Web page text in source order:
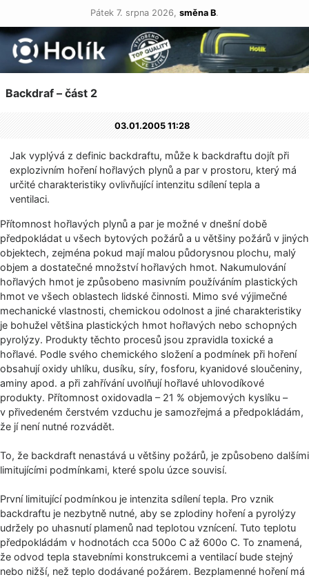
Pátek 7. srpna 2026, směna B.
Backdraf – část 2
03.01.2005 11:28
Jak vyplývá z definic backdraftu, může k backdraftu dojít při
explozivním hoření hořlavých plynů a par v prostoru, který má
určité charakteristiky ovlivňující intenzitu sdílení tepla a
ventilaci.
Přítomnost hořlavých plynů a par je možné v dnešní době
předpokládat u všech bytových požárů a u většiny požárů v jiných
objektech, zejména pokud mají malou půdorysnou plochu, malý
objem a dostatečné množství hořlavých hmot. Nakumulování
hořlavých hmot je způsobeno masivním používáním plastických
hmot ve všech oblastech lidské činnosti. Mimo své výjimečné
mechanické vlastnosti, chemickou odolnost a jiné charakteristiky
je bohužel většina plastických hmot hořlavých nebo schopných
pyrolýzy. Produkty těchto procesů jsou zpravidla toxické a
hořlavé. Podle svého chemického složení a podmínek při hoření
obsahují oxidy uhlíku, dusíku, síry, fosforu, kyanidové sloučeniny,
aminy apod. a při zahřívání uvolňují hořlavé uhlovodíkové
produkty. Přítomnost oxidovadla – 21 % objemových kyslíku –
v přivedeném čerstvém vzduchu je samozřejmá a předpokládám,
že jí není nutné rozvádět.
To, že backdraft nenastává u většiny požárů, je způsobeno dalšími
limitujícími podmínkami, které spolu úzce souvisí.
První limitující podmínkou je intenzita sdílení tepla. Pro vznik
backdraftu je nezbytně nutné, aby se zplodiny hoření a pyrolýzy
udržely po uhasnutí plamenů nad teplotou vznícení. Tuto teplotu
předpokládám v hodnotách cca 500o C až 600o C. To znamená,
že odvod tepla stavebními konstrukcemi a ventilací bude stejný
nebo nižší, než teplo dodávané požárem. Bezplamenné hoření má